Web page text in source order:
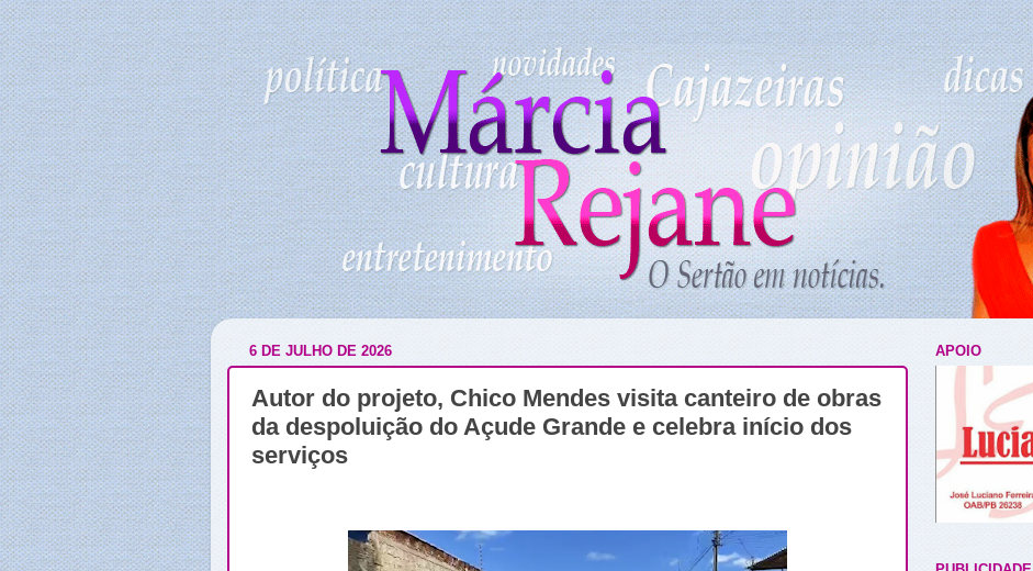
6 DE JULHO DE 2026
Autor do projeto, Chico Mendes visita canteiro de obras
da despoluição do Açude Grande e celebra início dos
serviços
APOIO